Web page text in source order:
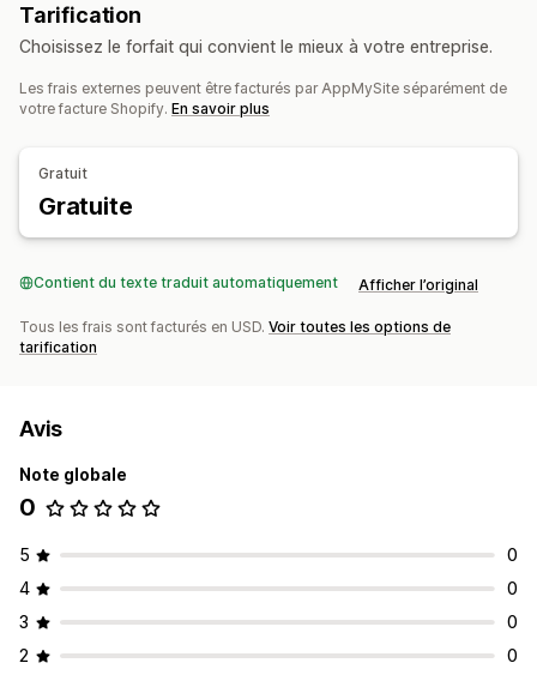
Connexion Page du panier
Éditeur avec fonction de glisser-déposer
Collections
Devises multiples Multilingue
Prévisualisation en temps réel
Géolocalisation
Notifications personnalisées
Tarification
Choisissez le forfait qui convient le mieux à votre entreprise.
Les frais externes peuvent être facturés par AppMySite séparément de
votre facture Shopify. En savoir plus
Gratuit
Gratuite
Contient du texte traduit automatiquement Afficher l’original
Tous les frais sont facturés en USD. Voir toutes les options de
tarification
Avis
Note globale
0
5
0
4
0
3
0
2
0